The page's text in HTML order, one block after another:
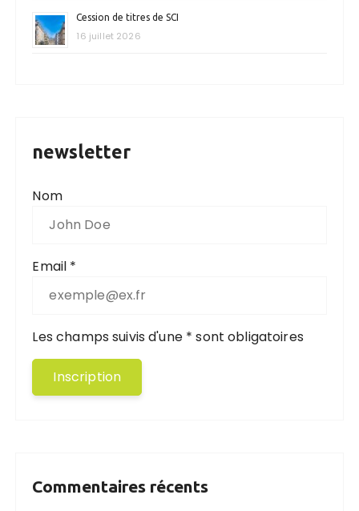
Cession de titres de SCI
16 juillet 2026
newsletter
Nom
Email *
Les champs suivis d'une * sont obligatoires
Commentaires récents